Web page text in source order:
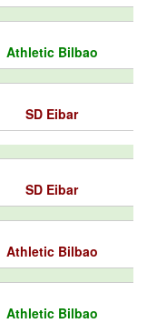
Athletic Bilbao
SD Eibar
SD Eibar
Athletic Bilbao
Athletic Bilbao